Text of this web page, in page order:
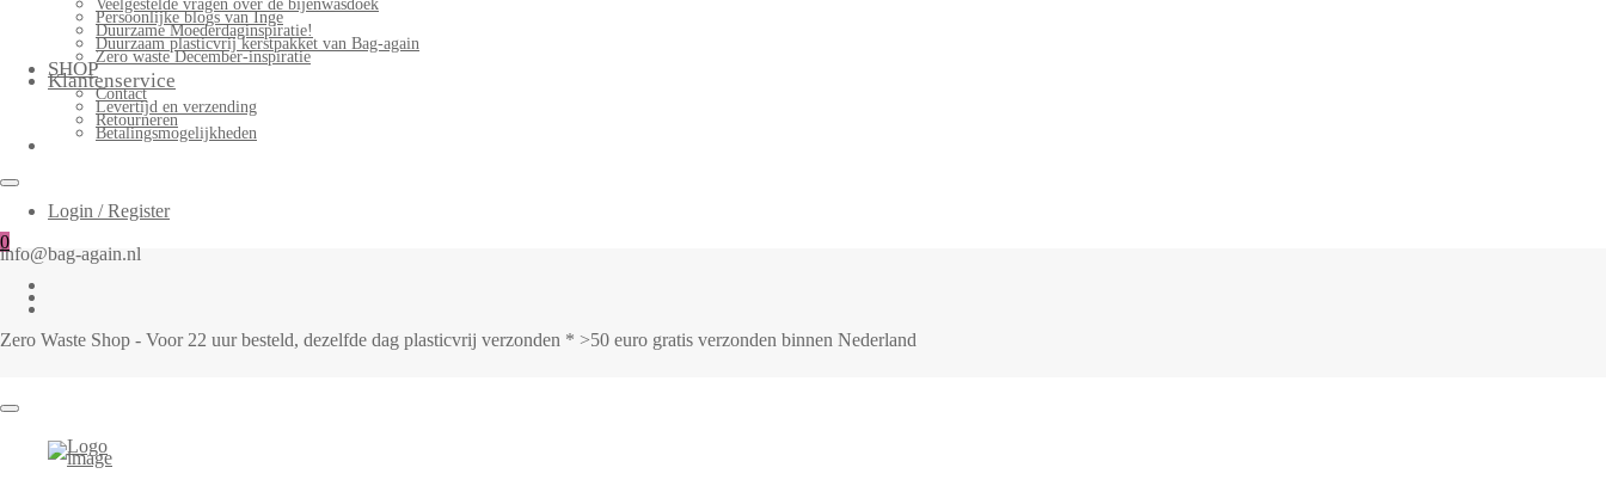
Veelgestelde vragen over de bijenwasdoek
Persoonlijke blogs van Inge
Duurzame Moederdaginspiratie!
Duurzaam plasticvrij kerstpakket van Bag-again
Zero waste December-inspiratie
SHOP
Klantenservice
Contact
Levertijd en verzending
Retourneren
Betalingsmogelijkheden
Login / Register
0
info@bag-again.nl
Zero Waste Shop - Voor 22 uur besteld, dezelfde dag plasticvrij verzonden * >50 euro gratis verzonden binnen Nederland